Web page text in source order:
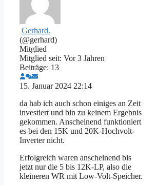
Gerhard.
(@gerhard)
Mitglied
Mitglied seit: Vor 3 Jahren
Beiträge: 13
15. Januar 2024 22:14
da hab ich auch schon einiges an Zeit
investiert und bin zu keinem Ergebnis
gekommen. Anscheinend funktioniert
es bei den 15K und 20K-Hochvolt-
Inverter nicht.
Erfolgreich waren anscheinend bis
jetzt nur die 5 bis 12K-LP, also die
kleineren WR mit Low-Volt-Speicher.